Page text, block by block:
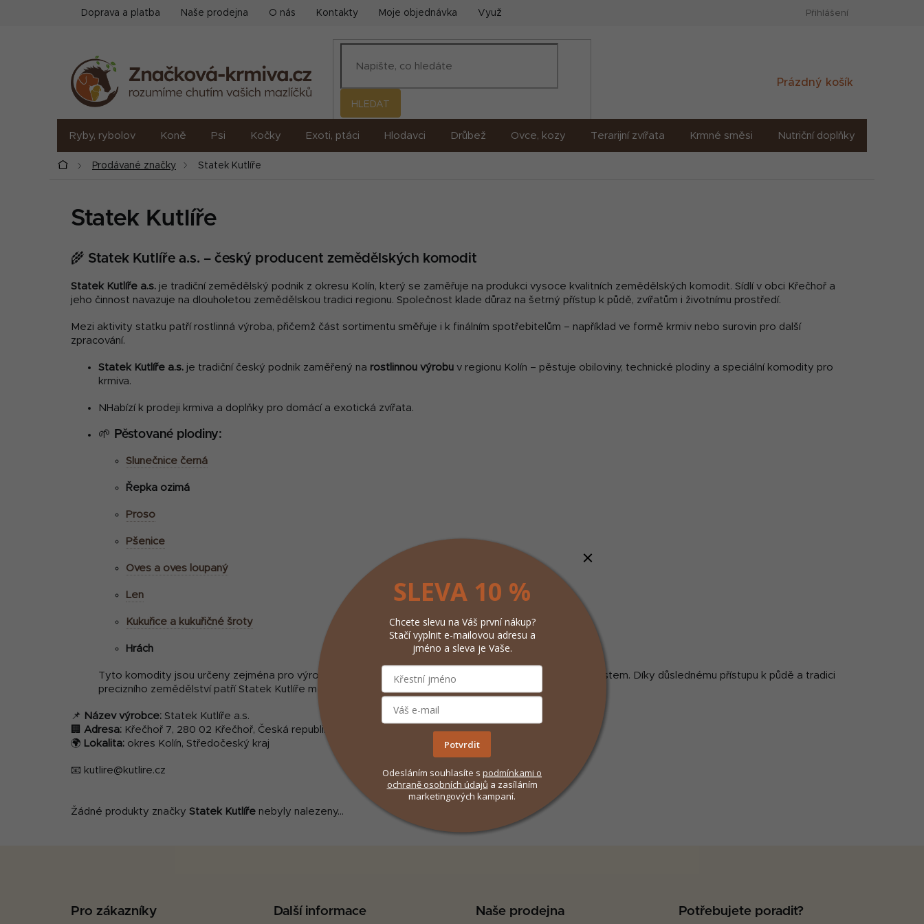
Doprava a platba Naše prodejna O nás Kontakty Moje objednávka Využití umělé inteligence (AI) Přihlášení
HLEDAT
Nákupní
Prázdný košík
Ryby, rybolov Koně Psi Kočky Exoti, ptáci Hlodavci Drůbež Ovce, kozy Terarijní zvířata Krmné směsi Nutriční doplňky
DomůProdávané značky Statek Kutlíře
Statek Kutlíře
🌾 Statek Kutlíře a.s. – český producent zemědělských komodit
Statek Kutlíře a.s. je tradiční zemědělský podnik z okresu Kolín, který se zaměřuje na produkci vysoce kvalitních zemědělských komodit. Sídlí v obci Křečhoř a
jeho činnost navazuje na dlouholetou zemědělskou tradici regionu. Společnost klade důraz na šetrný přístup k půdě, zvířatům i životnímu prostředí.
Mezi aktivity statku patří rostlinná výroba, přičemž část sortimentu směřuje i k finálním spotřebitelům – například ve formě krmiv nebo surovin pro další
zpracování.
Statek Kutlíře a.s. je tradiční český podnik zaměřený na rostlinnou výrobu v regionu Kolín – pěstuje obiloviny, technické plodiny a speciální komodity pro
krmiva.
NHabízí k prodeji krmiva a doplňky pro domácí a exotická zvířata.
🌱 Pěstované plodiny:
Slunečnice černá
Řepka ozimá
Proso
Pšenice
Oves a oves loupaný
Len
Kukuřice a kukuřičné šroty
Hrách
Tyto komodity jsou určeny zejména pro výrobu krmiv, ale také pro přímý prodej chovatelům a domácnostem. Díky důslednému přístupu k půdě a tradici
precizního zemědělství patří Statek Kutlíře mezi zavedené producenty ve středních Čechách.
📌 Název výrobce: Statek Kutlíře a.s.
🏢 Adresa: Křečhoř 7, 280 02 Křečhoř, Česká republika
🌍 Lokalita: okres Kolín, Středočeský kraj
📧 kutlire@kutlire.cz
Žádné produkty značky Statek Kutlíře nebyly nalezeny...
Pro zákazníky Další informace Naše prodejna Potřebujete poradit?
SLEVA 10 %
Chcete slevu na Váš první nákup?
Stačí vyplnit e-mailovou adresu a
jméno a sleva je Vaše.
Potvrdit
Odesláním souhlasíte s podmínkami o
ochraně osobních údajů a zasíláním
marketingových kampaní.